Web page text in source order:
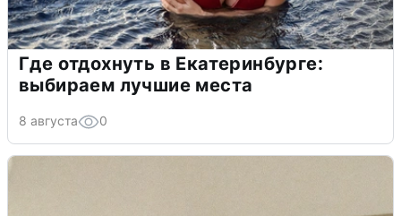
Где отдохнуть в Екатеринбурге:
выбираем лучшие места
8 августа 0